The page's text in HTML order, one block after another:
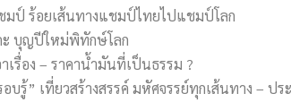
มป์ ร้อยเส้นทางแชมป์ไทยไปแชมป์โลก
ะ บุญปีใหม่พิทักษ์โลก
เรื่อง – ราคาน้ำมันที่เป็นธรรม ?
อบรู้” เที่ยวสร้างสรรค์ มหัศจรรย์ทุกเส้นทาง – ป